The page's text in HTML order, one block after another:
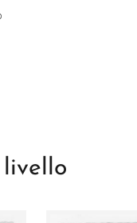
livello